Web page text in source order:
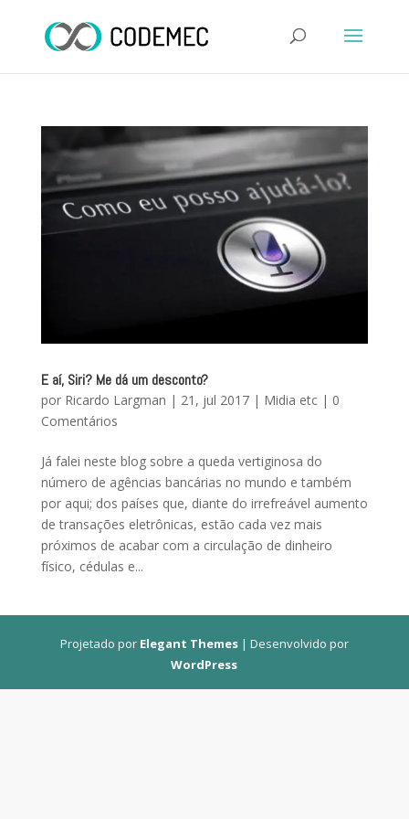
E aí, Siri? Me dá um desconto?
por Ricardo Largman | 21, jul 2017| Midia etc| 0
Comentários
Já falei neste blog sobre a queda vertiginosa do
número de agências bancárias no mundo e também
por aqui; dos países que, diante do irrefreável aumento
de transações eletrônicas, estão cada vez mais
próximos de acabar com a circulação de dinheiro
físico, cédulas e...
Projetado por Elegant Themes| Desenvolvido por
WordPress